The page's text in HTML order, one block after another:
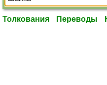
Толкования Переводы